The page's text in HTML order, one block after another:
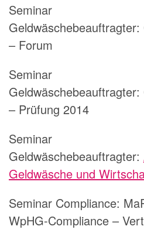
Seminar
Geldwäschebeauftragter:
– Forum
Seminar
Geldwäschebeauftragter:
– Prüfung 2014
Seminar
Geldwäschebeauftragter:
Geldwäsche und
Seminar Compliance:
WpHG-Compliance –